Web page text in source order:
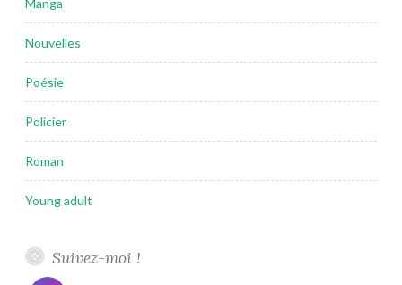
Nouvelles
Poésie
Policier
Roman
Young adult
Suivez-moi !